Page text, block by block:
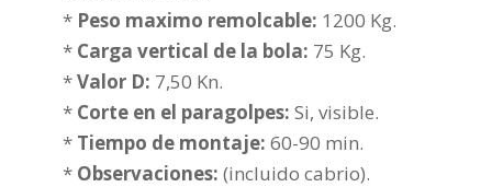
365,72€
hasta
* Peso maximo remolcable: 1200 Kg.
* Carga vertical de la bola: 75 Kg.
*Valor D: 7,50 Kn.
* Corte en el paragolpes: Si, visible.
* Tiempo de montaje: 60-90 min.
* Observaciones: (incluido cabrio).